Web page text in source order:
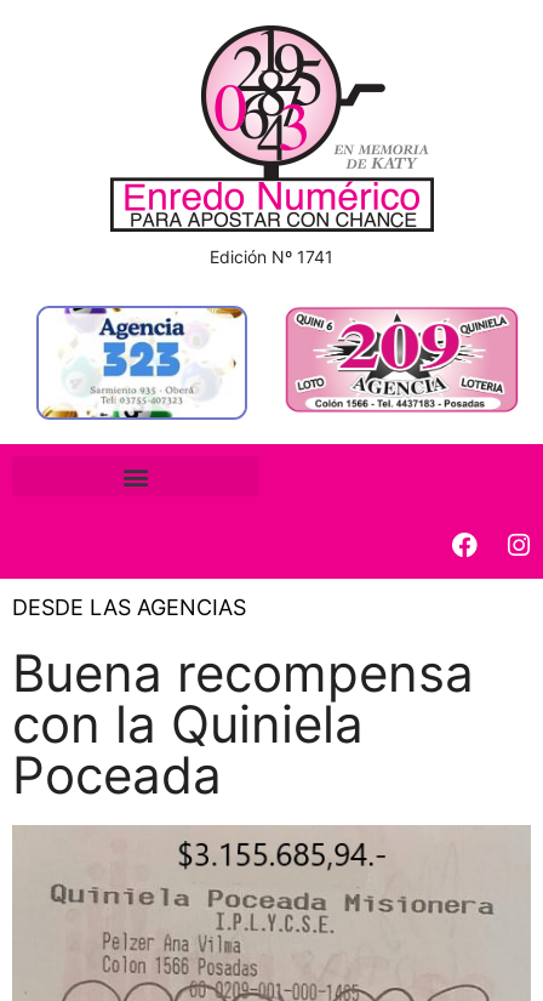
Edición Nº 1741
DESDE LAS AGENCIAS
Buena recompensa
con la Quiniela
Poceada